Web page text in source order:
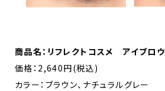
商品名：リフレクトコスメ アイブロウ
価格：2,640円(税込)
カラー：ブラウン、ナチュラルグレー